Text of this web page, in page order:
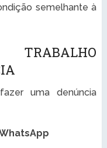
semelhante à
uma denúncia